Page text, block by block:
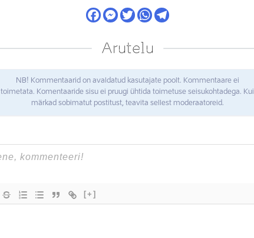
Arutelu
NB! Kommentaarid on avaldatud kasutajate poolt. Kommentaare ei
toimetata. Komentaaride sisu ei pruugi ühtida toimetuse seisukohtadega. Kui
märkad sobimatut postitust, teavita sellest moderaatoreid.
[+]